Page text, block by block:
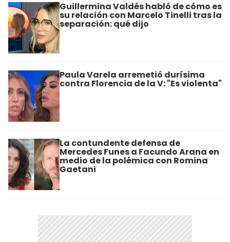
Guillermina Valdés habló de cómo es
su relación con Marcelo Tinelli tras la
separación: qué dijo
Paula Varela arremetió durísima
contra Florencia de la V: "Es violenta"
La contundente defensa de
Mercedes Funes a Facundo Arana en
medio de la polémica con Romina
Gaetani